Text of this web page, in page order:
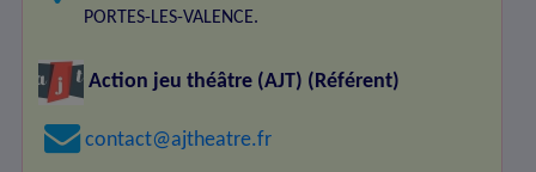
PORTES-LES-VALENCE.
Action jeu théâtre (AJT) (Référent)
contact@ajtheatre.fr